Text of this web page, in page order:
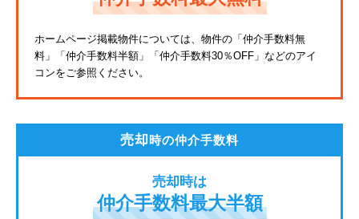
東武東上線
JR鶴見線
ホームページ掲載物件については、物件の「仲介手数料無
料」
「仲介手数料半額」「仲介手数料30％OFF」などのアイ
コンをご参照ください。
売却時の仲介手数料
売却時は
仲介手数料最大半額